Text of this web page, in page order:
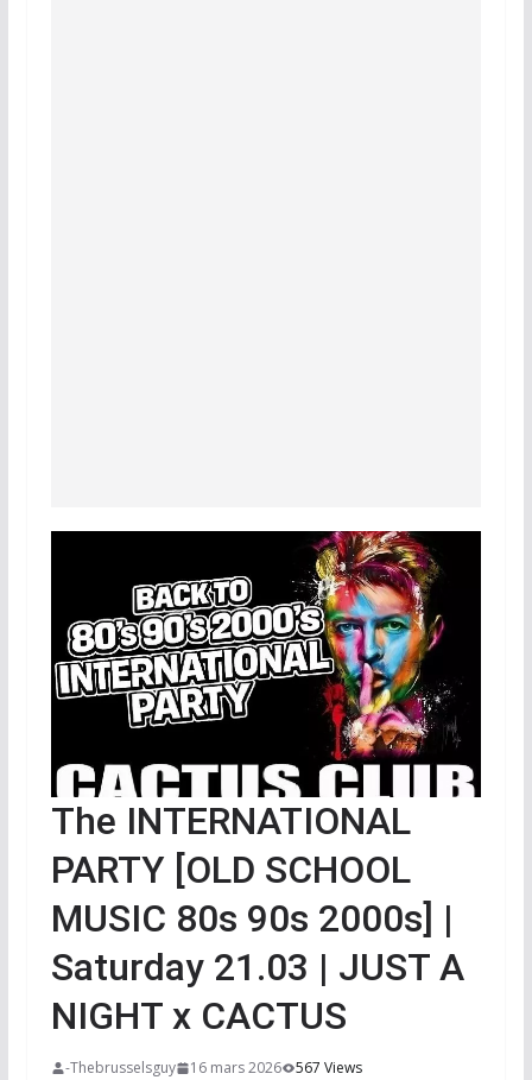
The INTERNATIONAL
PARTY [OLD SCHOOL
MUSIC 80s 90s 2000s] |
Saturday 21.03 | JUST A
NIGHT x CACTUS
-Thebrusselsguy 16 mars 2026
567 Views